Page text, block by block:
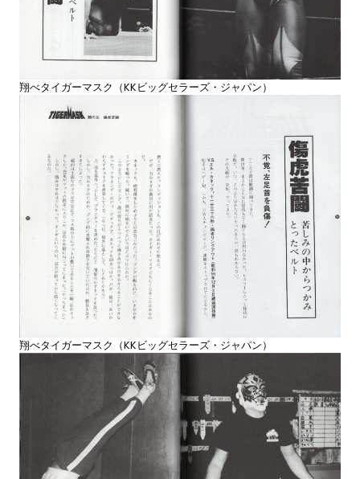
翔べタイガーマスク（KKビッグセラーズ・ジャパン）
翔べタイガーマスク（KKビッグセラーズ・ジャパン）